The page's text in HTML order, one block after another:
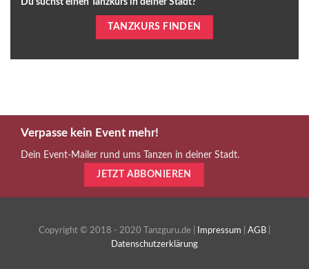
TANZKURS FINDEN
Verpasse kein Event mehr!
Dein Event-Mailer rund ums Tanzen in deiner Stadt.
JETZT ABBONIEREN
Copyright © 2018 - 2020 Tanzguru.de | Impressum AGB
Datenschutzerklärung